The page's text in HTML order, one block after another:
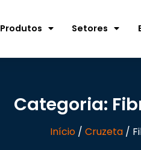
Produtos Setores
Categoria:
Início / Cruzeta /